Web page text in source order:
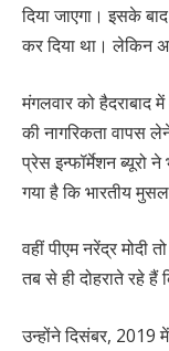
दिया जाएगा। इसके
कर दिया था। लेकिन
मंगलवार को हैदराबाद
की नागरिकता वापस
प्रेस इन्फॉर्मेशन ब्यूरो
गया है कि भारतीय
वहीं पीएम नरेंद्र
तब से ही दोहराते रहे हैं
उन्होंने दिसंबर, 2019